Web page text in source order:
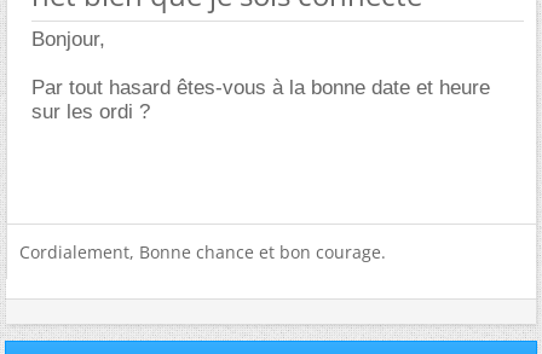
Bonjour,
Par tout hasard êtes-vous à la bonne date et heure
sur les ordi ?
Cordialement, Bonne chance et bon courage.